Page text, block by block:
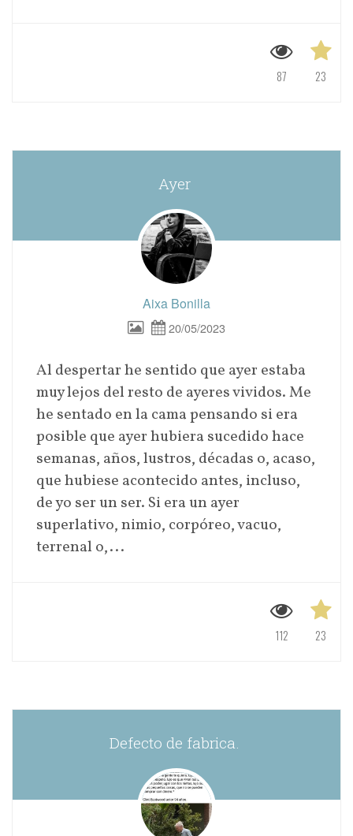
23
87
Ayer
Aixa Bonilla
20/05/2023
Al despertar he sentido que ayer estaba
muy lejos del resto de ayeres vividos. Me
he sentado en la cama pensando si era
posible que ayer hubiera sucedido hace
semanas, años, lustros, décadas o, acaso,
que hubiese acontecido antes, incluso,
de yo ser un ser. Si era un ayer
superlativo, nimio, corpóreo, vacuo,
terrenal o,...
23
112
Defecto de fabrica.